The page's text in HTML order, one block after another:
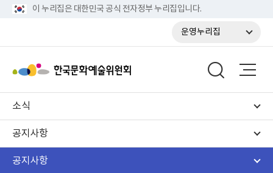
이 누리집은 대한민국 공식 전자정부 누리집입니다.
운영누리집
소식
공지사항
공지사항